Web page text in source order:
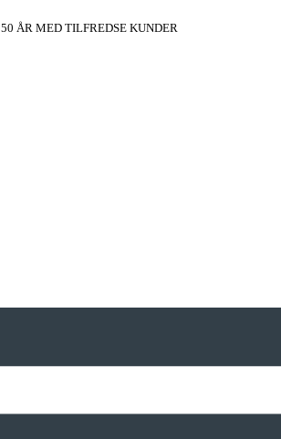
50 ÅR MED TILFREDSE KUNDER